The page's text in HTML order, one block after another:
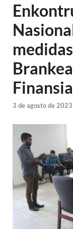
3 de agosto de 2023